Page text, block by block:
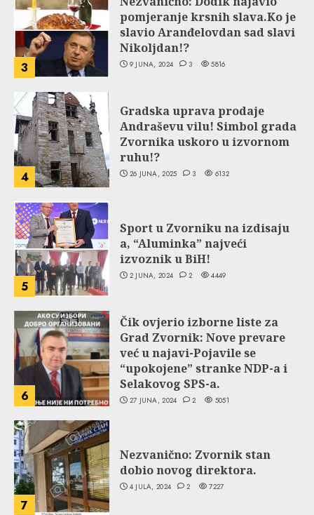
3
pomjeranje krsnih slava.Ko je
slavio Aranđelovdan sad slavi
Nikoljdan!?
9 JUNA, 2024 3 5816
4
Gradska uprava prodaje
Andraševu vilu! Simbol grada
Zvornika uskoro u izvornom
ruhu!?
26 JUNA, 2025 3 6132
5
Sport u Zvorniku na izdisaju
a, “Aluminka” najveći
izvoznik u BiH!
2 JUNA, 2024 2 4449
6
Čik ovjerio izborne liste za
Grad Zvornik: Nove prevare
već u najavi-Pojavile se
“upokojene” stranke NDP-a i
Selakovog SPS-a.
27 JUNA, 2024 2 5051
7
Nezvanično: Zvornik stan
dobio novog direktora.
4 JULA, 2024 2 7227